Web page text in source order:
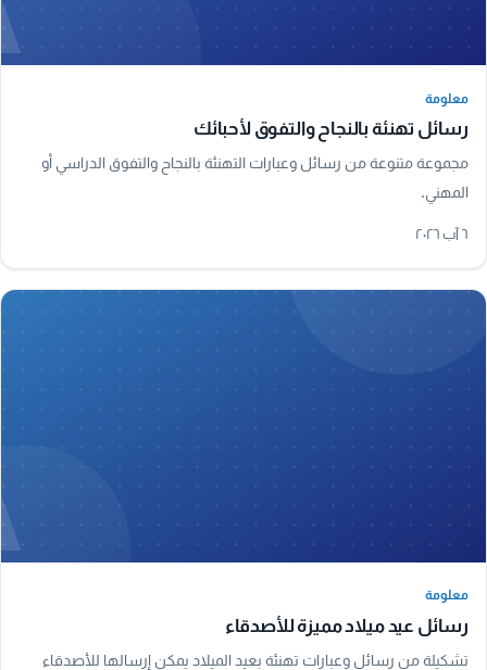
معلومة
رسائل تهنئة بالنجاح والتفوق لأحبائك
مجموعة متنوعة من رسائل وعبارات التهنئة بالنجاح والتفوق الدراسي أو
المهني.
٦ آب ٢٠٢٦
معلومة
رسائل عيد ميلاد مميزة للأصدقاء
تشكيلة من رسائل وعبارات تهنئة بعيد الميلاد يمكن إرسالها للأصدقاء